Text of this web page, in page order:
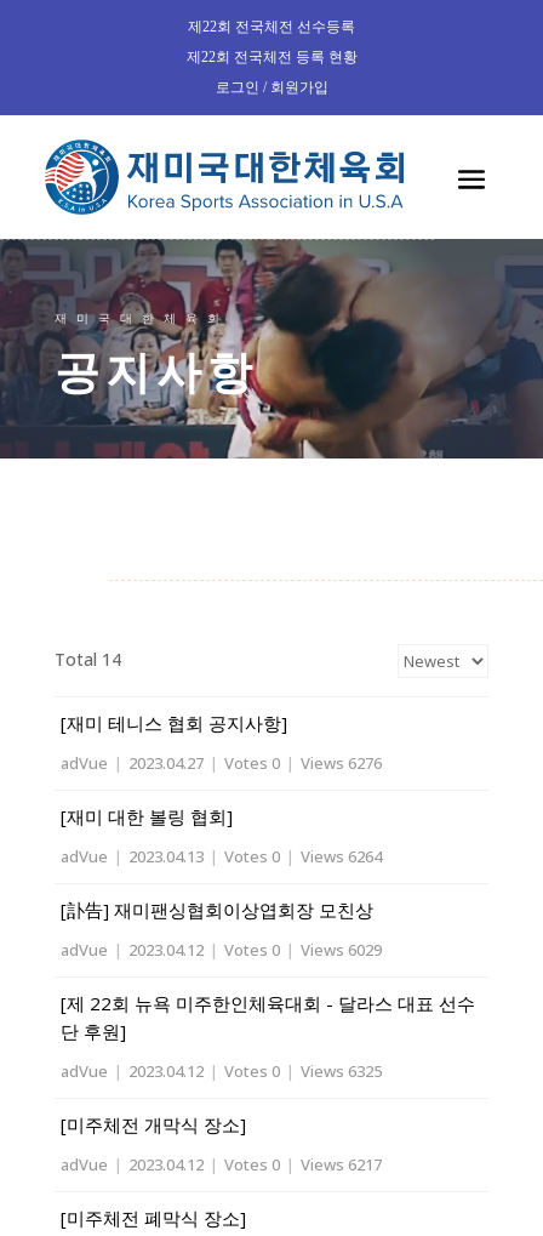
제22회 전국체전 선수등록
제22회 전국체전 등록 현황
로그인 / 회원가입
재미국대한체육회
공지사항
Total 14
[재미 테니스 협회 공지사항]
adVue | 2023.04.27 | Votes 0 | Views 6276
[재미 대한 볼링 협회]
adVue | 2023.04.13 | Votes 0 | Views 6264
[訃告] 재미팬싱협회이상엽회장 모친상
adVue | 2023.04.12 | Votes 0 | Views 6029
[제 22회 뉴욕 미주한인체육대회 - 달라스 대표 선수
단 후원]
adVue | 2023.04.12 | Votes 0 | Views 6325
[미주체전 개막식 장소]
adVue | 2023.04.12 | Votes 0 | Views 6217
[미주체전 폐막식 장소]